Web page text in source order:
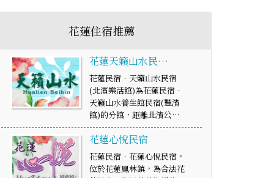
花蓮住宿推薦
花蓮天籟山水民…
花蓮民宿‧天籟山水民宿
(北濱樂活館)為花蓮民宿‧
天籟山水養生館民宿(豐濱
館)的分館，距離北濱公…
花蓮心悅民宿
花蓮民宿‧花蓮心悅民宿，
位於花蓮鳳林鎮，為合法花